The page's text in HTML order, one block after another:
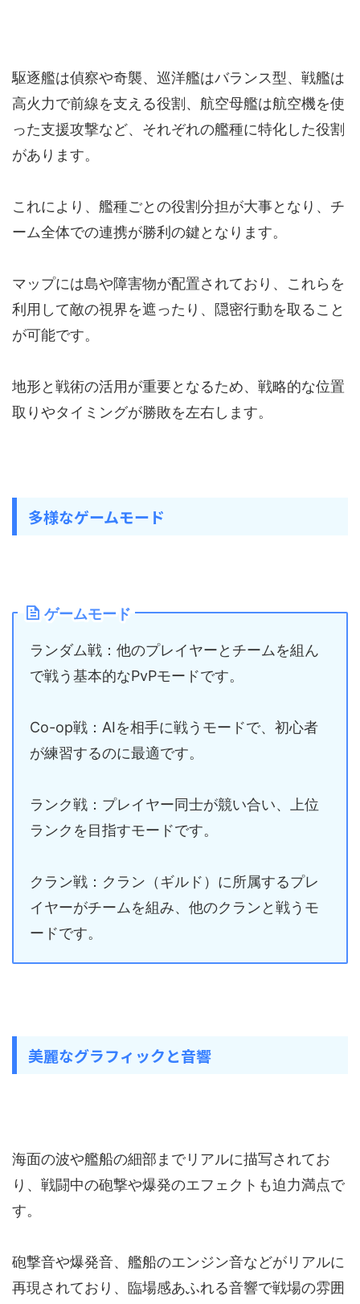
駆逐艦は偵察や奇襲、巡洋艦はバランス型、戦艦は
高火力で前線を支える役割、航空母艦は航空機を使
った支援攻撃など、それぞれの艦種に特化した役割
があります。
これにより、艦種ごとの役割分担が大事となり、チ
ーム全体での連携が勝利の鍵となります。
マップには島や障害物が配置されており、これらを
利用して敵の視界を遮ったり、隠密行動を取ること
が可能です。
地形と戦術の活用が重要となるため、戦略的な位置
取りやタイミングが勝敗を左右します。
多様なゲームモード
ゲームモード
ランダム戦：他のプレイヤーとチームを組ん
で戦う基本的なPvPモードです。
Co-op戦：AIを相手に戦うモードで、初心者
が練習するのに最適です。
ランク戦：プレイヤー同士が競い合い、上位
ランクを目指すモードです。
クラン戦：クラン（ギルド）に所属するプレ
イヤーがチームを組み、他のクランと戦うモ
ードです。
美麗なグラフィックと音響
海面の波や艦船の細部までリアルに描写されてお
り、戦闘中の砲撃や爆発のエフェクトも迫力満点で
す。
砲撃音や爆発音、艦船のエンジン音などがリアルに
再現されており、臨場感あふれる音響で戦場の雰囲